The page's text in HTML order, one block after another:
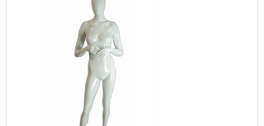
diversos tamanhos, cores e estilos, para que
você possa escolher o que melhor se adapta